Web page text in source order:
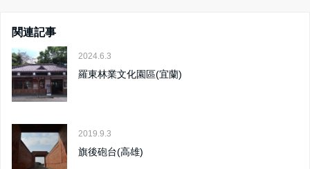
関連記事
2024.6.3
羅東林業文化園區(宜蘭)
2019.9.3
旗後砲台(高雄)